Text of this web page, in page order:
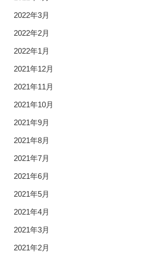
2022年3月
2022年2月
2022年1月
2021年12月
2021年11月
2021年10月
2021年9月
2021年8月
2021年7月
2021年6月
2021年5月
2021年4月
2021年3月
2021年2月